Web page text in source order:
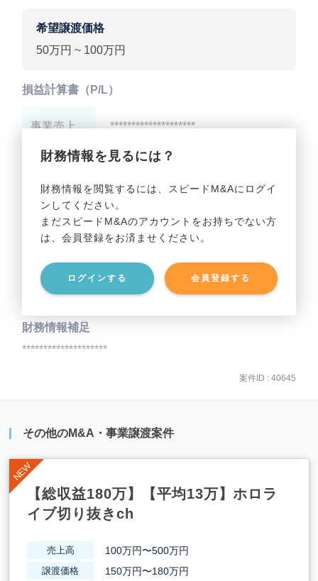
希望譲渡価格
50万円 ~ 100万円
財務情報を見るには？
財務情報を閲覧するには、スピードM&Aにログイ
ンしてください。
まだスピードM&Aのアカウントをお持ちでない方
は、会員登録をお済ませください。
ログインする 会員登録する
損益計算書（P/L）
事業売上 ********************
事業利益 ********************
貸借対照表（B/S）
事業資産 ********************
事業負債 ********************
財務情報補足
********************
案件ID : 40645
その他のM&A・事業譲渡案件
【総収益180万】【平均13万】ホロラ
イブ切り抜きch
売上高 100万円〜500万円
譲渡価格 150万円〜180万円